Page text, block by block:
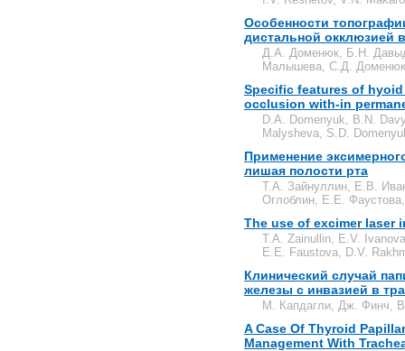
Особенности
дистальной окклюзией
Д.А. Доменюк, Б.Н.
Малышева, С.Д. Доменюк
Specific features of
occlusion with-in
D.A. Domenyuk, B.N.
Malysheva, S.D.
Применение
лишая полости рта
Т.А. Зайнуллин, Е.В.
Оглоблин, Е.Е.
The use of excimer laser
T.A. Zainullin, E.V.
E.E. Faustova, D.V.
Клинический случай
железы с инвазией в
M. Капдагли, Дж. Финч,
A Case Of Thyroid
Management With